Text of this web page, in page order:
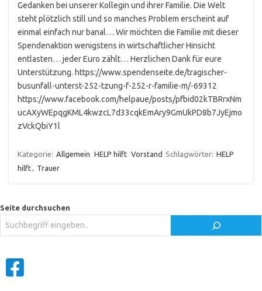
Gedanken bei unserer Kollegin und ihrer Familie. Die Welt
steht plötzlich still und so manches Problem erscheint auf
einmal einfach nur banal… Wir möchten die Familie mit dieser
Spendenaktion wenigstens in wirtschaftlicher Hinsicht
entlasten… jeder Euro zählt… Herzlichen Dank für eure
Unterstützung. https://www.spendenseite.de/tragischer-
busunfall-unterst-252-tzung-f-252-r-familie-m/-69312
https://www.facebook.com/helpaue/posts/pfbid02kTBRrxNm
ucAXyWEpqgKML4kwzcL7d33cqkEmAry9GmUkPD8b7JyEjmo
zVckQbiY1l
Kategorie: Allgemein HELP hilft Vorstand Schlagwörter: HELP
hilft, Trauer
Seite durchsuchen